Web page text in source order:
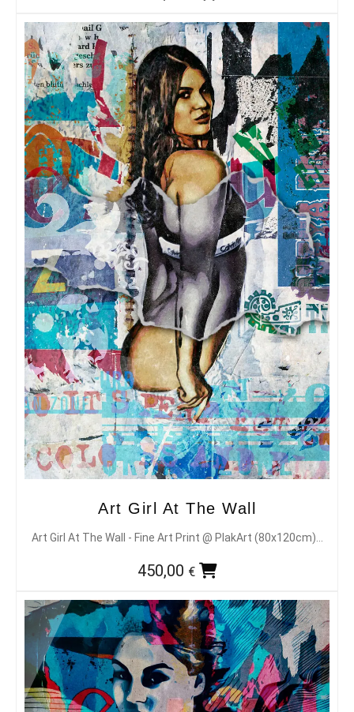
Art Girl At The Wall
Art Girl At The Wall - Fine Art Print @ PlakArt (80x120cm)…
450,00 €